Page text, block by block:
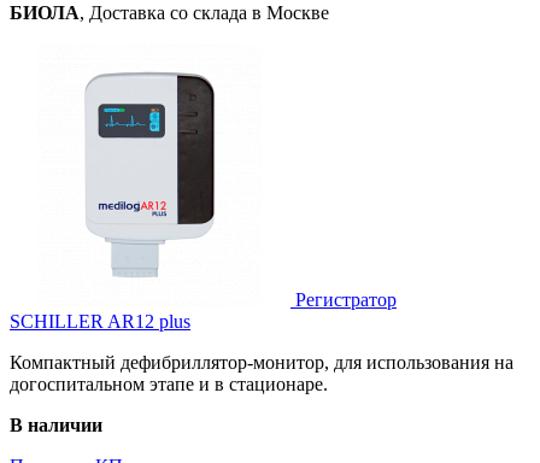
БИОЛА, Доставка со склада в Москве
Регистратор
SCHILLER AR12 plus
Компактный дефибриллятор-монитор, для использования на
догоспитальном этапе и в стационаре.
В наличии